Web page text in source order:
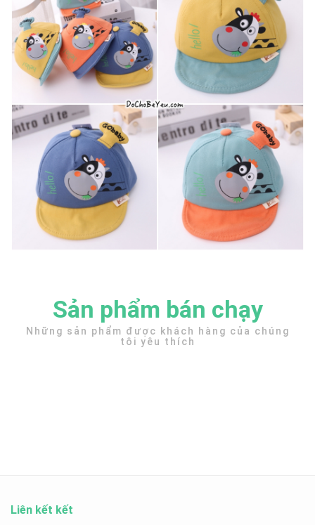
Sản phẩm bán chạy
Những sản phẩm được khách hàng của chúng
tôi yêu thích
Liên kết kết